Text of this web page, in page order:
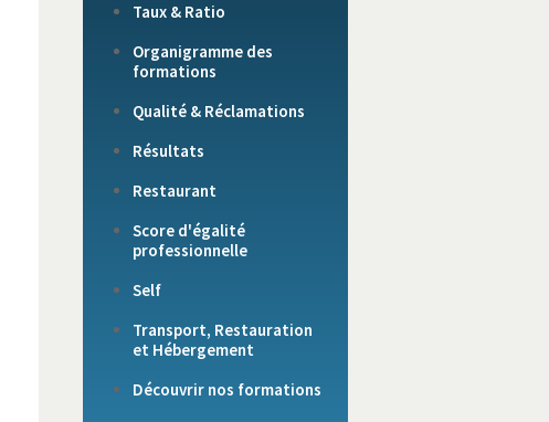
Taux & Ratio
Organigramme des
formations
Qualité & Réclamations
Résultats
Restaurant
Score d'égalité
professionnelle
Self
Transport, Restauration
et Hébergement
Découvrir nos formations